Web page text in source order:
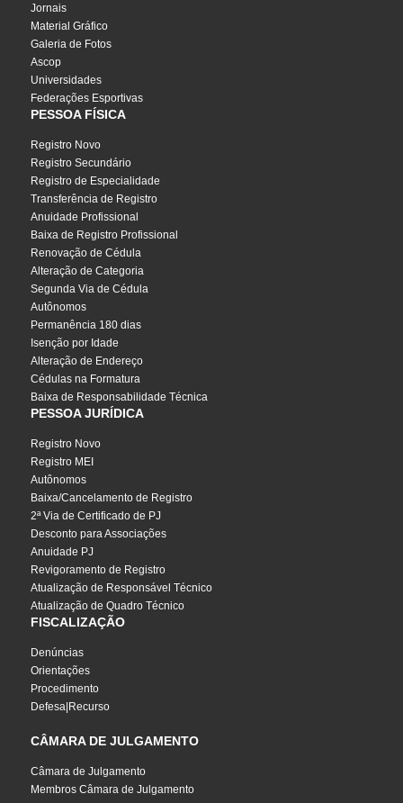
Jornais
Material Gráfico
Galeria de Fotos
Ascop
Universidades
Federações Esportivas
PESSOA FÍSICA
Registro Novo
Registro Secundário
Registro de Especialidade
Transferência de Registro
Anuidade Profissional
Baixa de Registro Profissional
Renovação de Cédula
Alteração de Categoria
Segunda Via de Cédula
Autônomos
Permanência 180 dias
Isenção por Idade
Alteração de Endereço
Cédulas na Formatura
Baixa de Responsabilidade Técnica
PESSOA JURÍDICA
Registro Novo
Registro MEI
Autônomos
Baixa/Cancelamento de Registro
2ª Via de Certificado de PJ
Desconto para Associações
Anuidade PJ
Revigoramento de Registro
Atualização de Responsável Técnico
Atualização de Quadro Técnico
FISCALIZAÇÃO
Denúncias
Orientações
Procedimento
Defesa|Recurso
CÂMARA DE JULGAMENTO
Câmara de Julgamento
Membros Câmara de Julgamento